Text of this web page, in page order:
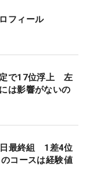
録は3メート
続く今季2勝
を抜くことが
中島。多くの
たアプローチ
の傾斜を使お
越えて記録は
ような結果と
が出ちゃいま
とす。
フィール
定で17位浮上 左
は影響がないの
日最終組 1差4位
コースは経験値